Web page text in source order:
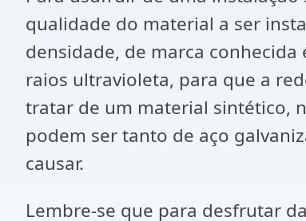
qualidade do material a ser
densidade, de marca
raios ultravioleta, para que a
tratar de um material sintético,
podem ser tanto de aço
causar.
Lembre-se que para desfrutar